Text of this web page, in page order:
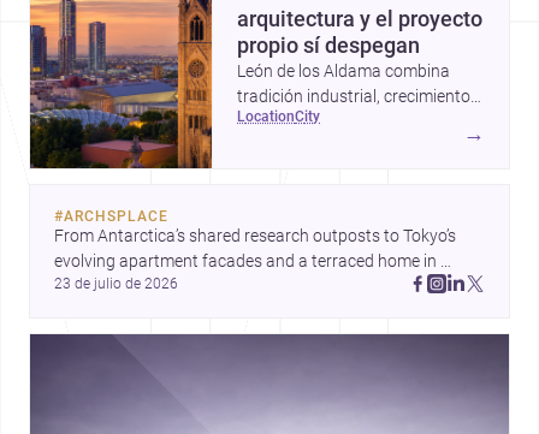
arquitectura y el proyecto
propio sí despegan
León de los Aldama combina
tradición industrial, crecimiento
urbano y una escena profesional
sólida; por eso es un destino muy
location city
→
#ARCHSPLACE
From Antarctica’s shared research outposts to Tokyo’s
evolving apartment facades and a terraced home in
Amman, these projects show how architecture adapts to
23 de julio de 2026